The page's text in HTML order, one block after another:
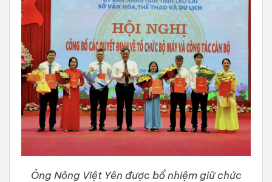
Ông Nông Việt Yên được bổ nhiệm giữ chức